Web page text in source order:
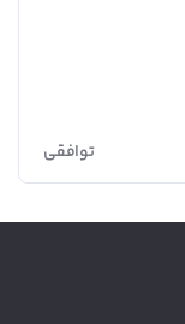
توافقی